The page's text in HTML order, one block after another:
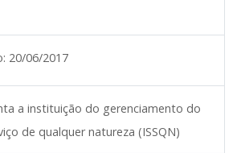
20/06/2017
a instituição do gerenciamento do
de qualquer natureza (ISSQN)